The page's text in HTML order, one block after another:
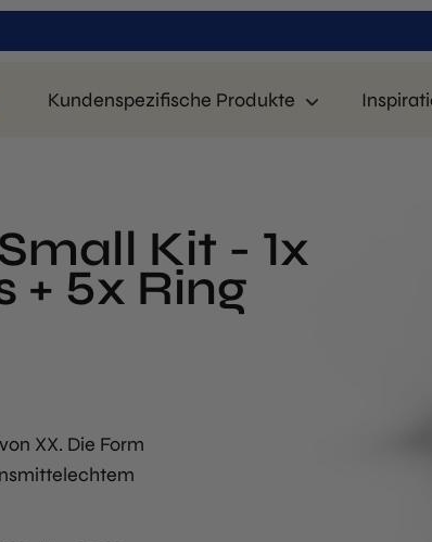
Kundenspezifische Produkte
Kit - 1x
+ 5x Ring
XX. Die Form